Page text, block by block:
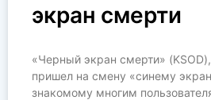
экран смерти
«Черный экран смерти»
пришел на смену «синему
знакомому многим